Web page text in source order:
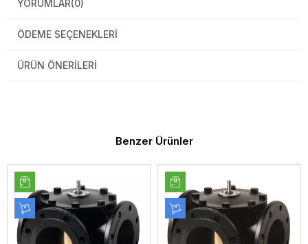
YORUMLAR(0)
ÖDEME SEÇENEKLERI
ÜRÜN ÖNERILERI
Benzer Ürünler